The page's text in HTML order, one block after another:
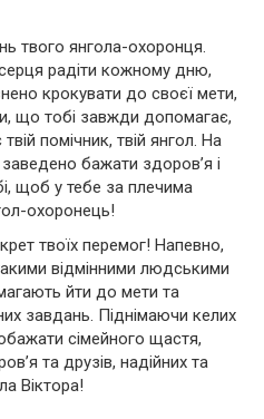
твого янгола-охоронця.
радіти кожному дню,
крокувати до своєї мети,
що тобі завжди допомагає,
помічник, твій янгол. На
бажати здоров’я і
щоб у тебе за плечима
охоронець!
твоїх перемог! Напевно,
відмінними людськими
йти до мети та
завдань. Піднімаючи келих
сімейного щастя,
та друзів, надійних та
Віктора!